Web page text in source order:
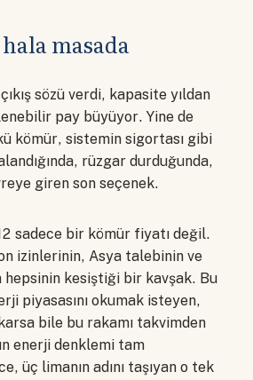
masada
sözü verdi, kapasite yıldan
pay büyüyor. Yine de
kömür, sistemin sigortası gibi
rüzgar durduğunda,
giren son seçenek.
sadece bir kömür fiyatı değil.
izinlerinin, Asya talebinin ve
hepsinin kesiştiği bir kavşak. Bu
piyasasını okumak isteyen,
bile bu rakamı takvimden
enerji denklemi tam
üç limanın adını taşıyan o tek